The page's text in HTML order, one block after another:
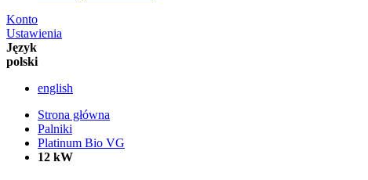
Konto
Ustawienia
Język
polski
english
Strona główna
Palniki
Platinum Bio VG
12 kW